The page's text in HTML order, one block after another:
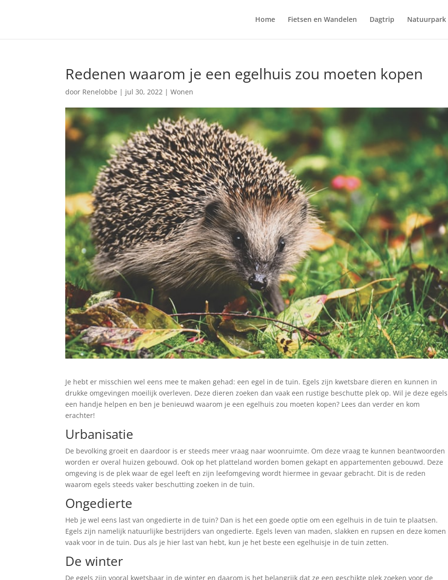
Home Fietsen en Wandelen Dagtrip Natuurpark
Redenen waarom je een egelhuis zou moeten kopen
door Renelobbe | jul 30, 2022 |Wonen
Je hebt er misschien wel eens mee te maken gehad: een egel in de tuin. Egels zijn kwetsbare dieren en kunnen in
drukke omgevingen moeilijk overleven. Deze dieren zoeken dan vaak een rustige beschutte plek op. Wil je deze egels
een handje helpen en ben je benieuwd waarom je een egelhuis zou moeten kopen? Lees dan verder en kom
erachter!
Urbanisatie
De bevolking groeit en daardoor is er steeds meer vraag naar woonruimte. Om deze vraag te kunnen beantwoorden
worden er overal huizen gebouwd. Ook op het platteland worden bomen gekapt en appartementen gebouwd. Deze
omgeving is de plek waar de egel leeft en zijn leefomgeving wordt hiermee in gevaar gebracht. Dit is de reden
waarom egels steeds vaker beschutting zoeken in de tuin.
Ongedierte
Heb je wel eens last van ongedierte in de tuin? Dan is het een goede optie om een egelhuis in de tuin te plaatsen.
Egels zijn namelijk natuurlijke bestrijders van ongedierte. Egels leven van maden, slakken en rupsen en deze komen
vaak voor in de tuin. Dus als je hier last van hebt, kun je het beste een egelhuisje in de tuin zetten.
De winter
De egels zijn vooral kwetsbaar in de winter en daarom is het belangrijk dat ze een geschikte plek zoeken voor de